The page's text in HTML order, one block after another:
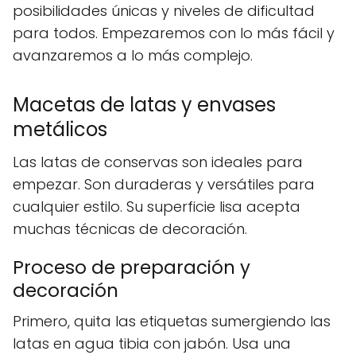
posibilidades únicas y niveles de dificultad
para todos. Empezaremos con lo más fácil y
avanzaremos a lo más complejo.
Macetas de latas y envases
metálicos
Las latas de conservas son ideales para
empezar. Son duraderas y versátiles para
cualquier estilo. Su superficie lisa acepta
muchas técnicas de decoración.
Proceso de preparación y
decoración
Primero, quita las etiquetas sumergiendo las
latas en agua tibia con jabón. Usa una